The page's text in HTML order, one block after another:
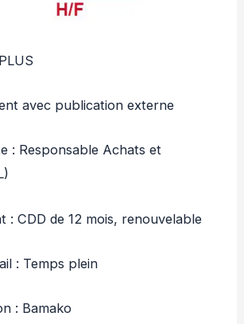
avec publication externe
: Responsable Achats et
: CDD de 12 mois, renouvelable
: Temps plein
: Bamako